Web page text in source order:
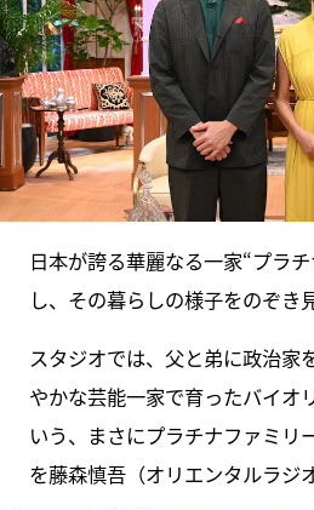
日本が誇る華麗なる一家“プラ
し、その暮らしの様子をのぞき
スタジオでは、父と弟に政治家
やかな芸能一家で育ったバイオ
いう、まさにプラチナファミリ
を藤森慎吾（オリエンタルラジ